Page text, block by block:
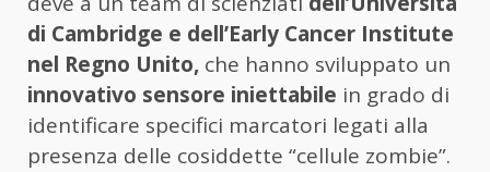
di Cambridge e dell’Early Cancer Institute
nel Regno Unito, che hanno sviluppato un
innovativo sensore iniettabile in grado di
identificare specifici marcatori legati alla
presenza delle cosiddette “cellule zombie”.